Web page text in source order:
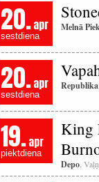
20.apr
sestdiena
Melnā
20.apr
sestdiena
Republika
19.apr
piektdiena
King
Depo ,